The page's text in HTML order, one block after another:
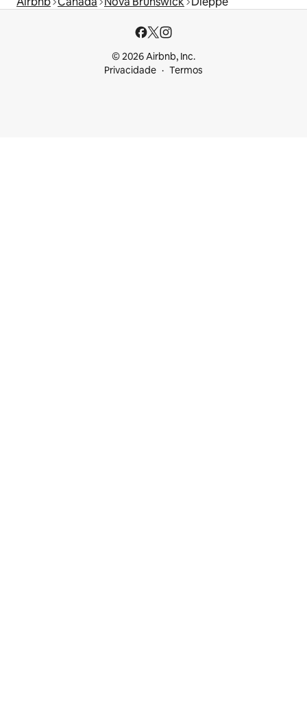
© 2026 Airbnb, Inc.
Privacidade
Termos